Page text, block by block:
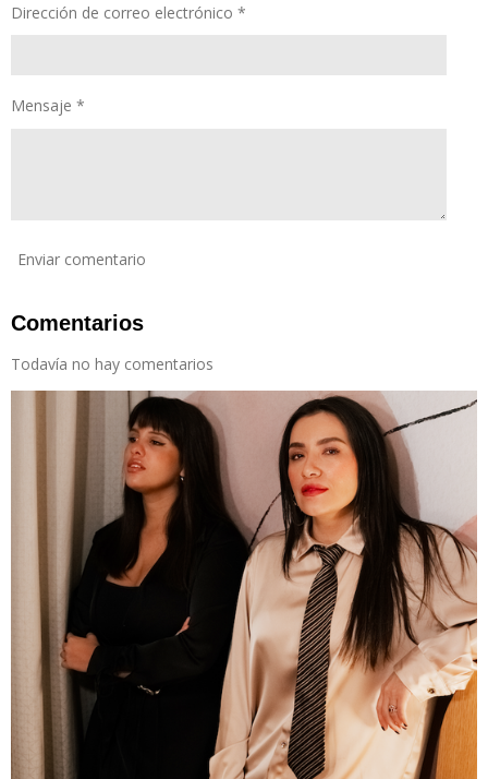
Dirección de correo electrónico *
Mensaje *
Enviar comentario
Comentarios
Todavía no hay comentarios